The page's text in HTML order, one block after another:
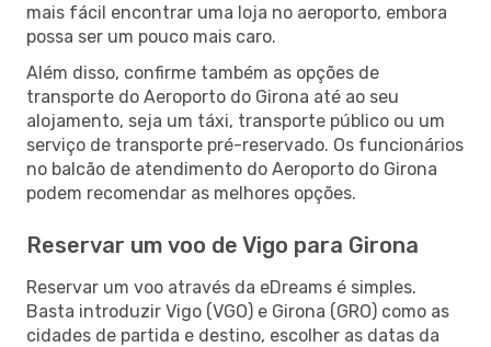
mais fácil encontrar uma loja no aeroporto, embora
possa ser um pouco mais caro.
Além disso, confirme também as opções de
transporte do Aeroporto do Girona até ao seu
alojamento, seja um táxi, transporte público ou um
serviço de transporte pré-reservado. Os funcionários
no balcão de atendimento do Aeroporto do Girona
podem recomendar as melhores opções.
Reservar um voo de Vigo para Girona
Reservar um voo através da eDreams é simples.
Basta introduzir Vigo (VGO) e Girona (GRO) como as
cidades de partida e destino, escolher as datas da